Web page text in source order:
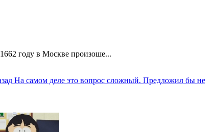
году в Москве произоше...
На самом деле это вопрос сложный. Предложил бы не